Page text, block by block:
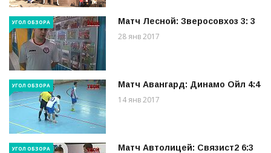
УГОЛ ОБЗОРА Матч Лесной: Зверосовхоз 3: 3
28 янв 2017
УГОЛ ОБЗОРА Матч Авангард: Динамо Ойл 4:4
14 янв 2017
УГОЛ ОБЗОРА Матч Автолицей: Связист2 6:3